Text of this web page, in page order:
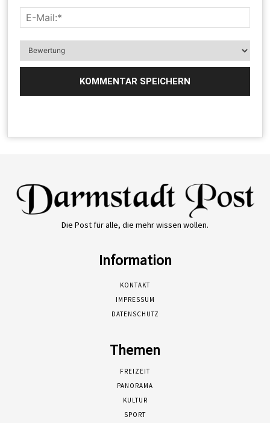
Die Post für alle, die mehr wissen wollen.
Information
KONTAKT
IMPRESSUM
DATENSCHUTZ
Themen
FREIZEIT
PANORAMA
KULTUR
SPORT